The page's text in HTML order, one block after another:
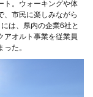
ト。ウォーキングや体
、市民に楽しみながら
は、県内の企業6社と
アオルト事業を従業員
た。